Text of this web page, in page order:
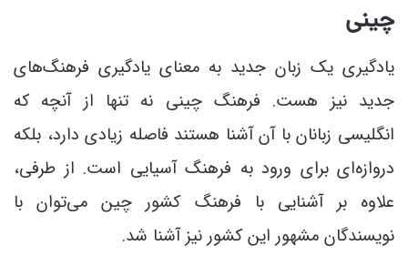
چینی
یادگیری یک زبان جدید به معنای یادگیری فرهنگ‌های
جدید نیز هست. فرهنگ چینی نه تنها از آنچه که
انگلیسی زبانان با آن آشنا هستند فاصله زیادی دارد، بلکه
دروازه‌ای برای ورود به فرهنگ آسیایی است. از طرفی،
علاوه بر آشنایی با فرهنگ کشور چین می‌توان با
نویسندگان مشهور این کشور نیز آشنا شد.